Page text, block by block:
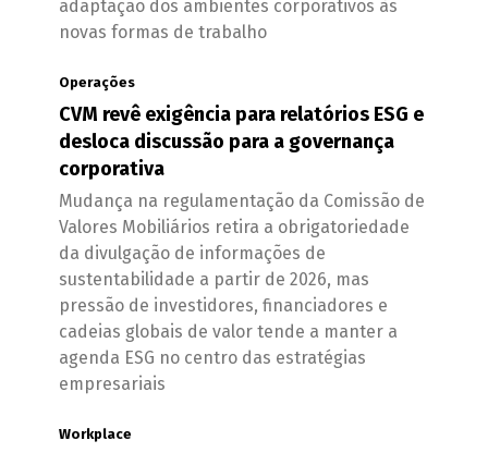
adaptação dos ambientes corporativos às
novas formas de trabalho
Operações
CVM revê exigência para relatórios ESG e
desloca discussão para a governança
corporativa
Mudança na regulamentação da Comissão de
Valores Mobiliários retira a obrigatoriedade
da divulgação de informações de
sustentabilidade a partir de 2026, mas
pressão de investidores, financiadores e
cadeias globais de valor tende a manter a
agenda ESG no centro das estratégias
empresariais
Workplace